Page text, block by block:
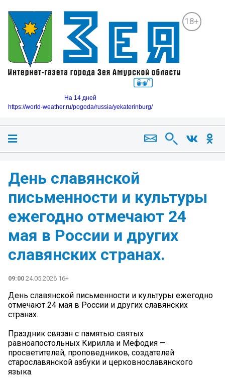
18+
На 14 дней
https://world-weather.ru/pogoda/russia/yekaterinburg/
День славянской
письменности и культуры
ежегодно отмечают 24
мая в России и других
славянских странах.
09:00 24.05.2026 16+
День славянской письменности и культуры ежегодно
отмечают 24 мая в России и других славянских
странах.
Праздник связан с памятью святых
равноапостольных Кирилла и Мефодия —
просветителей, проповедников, создателей
старославянской азбуки и церковнославянского
языка.